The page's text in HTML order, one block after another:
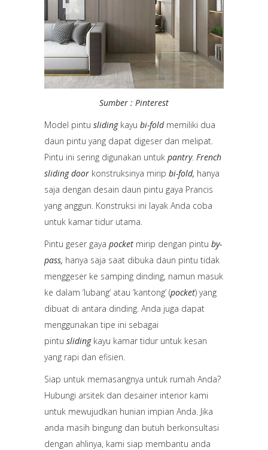
Sumber : Pinterest
Model pintu slidingkayu bi-foldmemiliki dua
daun pintu yang dapat digeser dan melipat.
Pintu ini sering digunakan untuk pantry. French
sliding door konstruksinya mirip bi-fold, hanya
saja dengan desain daun pintu gaya Prancis
yang anggun. Konstruksi ini layak Anda coba
untuk kamar tidur utama.
Pintu geser gaya pocket mirip dengan pintu by-
pass, hanya saja saat dibuka daun pintu tidak
menggeser ke samping dinding, namun masuk
ke dalam ‘lubang’ atau ‘kantong’ (pocket) yang
dibuat di antara dinding. Anda juga dapat
menggunakan tipe ini sebagai
pintu sliding kayu kamar tidur untuk kesan
yang rapi dan efisien.
Siap untuk memasangnya untuk rumah Anda?
Hubungi arsitek dan desainer interior kami
untuk mewujudkan hunian impian Anda. Jika
anda masih bingung dan butuh berkonsultasi
dengan ahlinya, kami siap membantu anda